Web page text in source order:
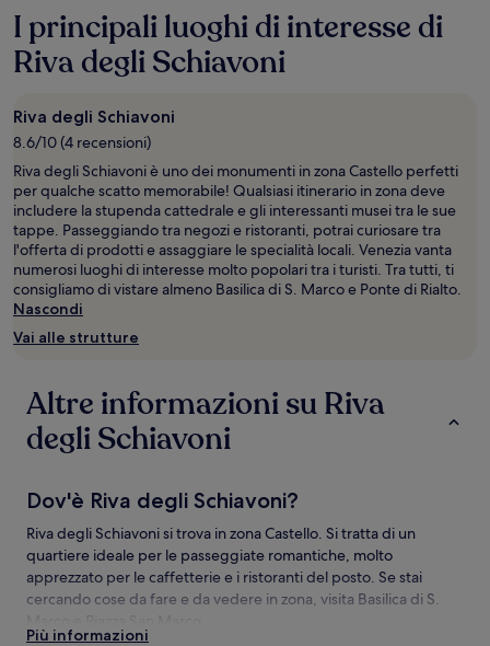
ore,
per
un
soggiorno
1
per
2
adulti.
Prezzi
e
disponibilità
possono
cambiare.
Potrebbero
previste
I principali luoghi di interesse di
Riva degli Schiavoni
Riva degli Schiavoni
8.6/10 (4 recensioni)
Riva degli Schiavoni è uno dei monumenti in zona Castello perfetti
per qualche scatto memorabile! Qualsiasi itinerario in zona deve
includere la stupenda cattedrale e gli interessanti musei tra le sue
tappe. Passeggiando tra negozi e ristoranti, potrai curiosare tra
l'offerta di prodotti e assaggiare le specialità locali. Venezia vanta
numerosi luoghi di interesse molto popolari tra i turisti. Tra tutti, ti
consigliamo di vistare almeno Basilica di S. Marco e Ponte di Rialto.
Nascondi
Vai alle strutture
Altre informazioni su Riva
degli Schiavoni
Dov'è Riva degli Schiavoni?
Riva degli Schiavoni si trova in zona Castello. Si tratta di un
quartiere ideale per le passeggiate romantiche, molto
apprezzato per le caffetterie e i ristoranti del posto. Se stai
cercando cose da fare e da vedere in zona, visita Basilica di S.
Più informazioni